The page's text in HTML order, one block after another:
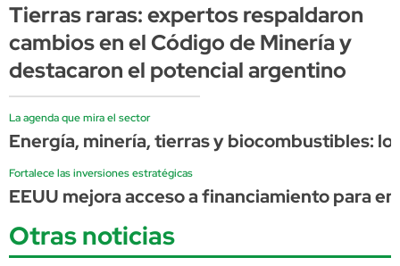
Tierras raras: expertos respaldaron
cambios en el Código de Minería y
destacaron el potencial argentino
La agenda que mira el sector
Energía, minería, tierras y biocombustibles:
Fortalece las inversiones estratégicas
EEUU mejora acceso a financiamiento para
Otras noticias